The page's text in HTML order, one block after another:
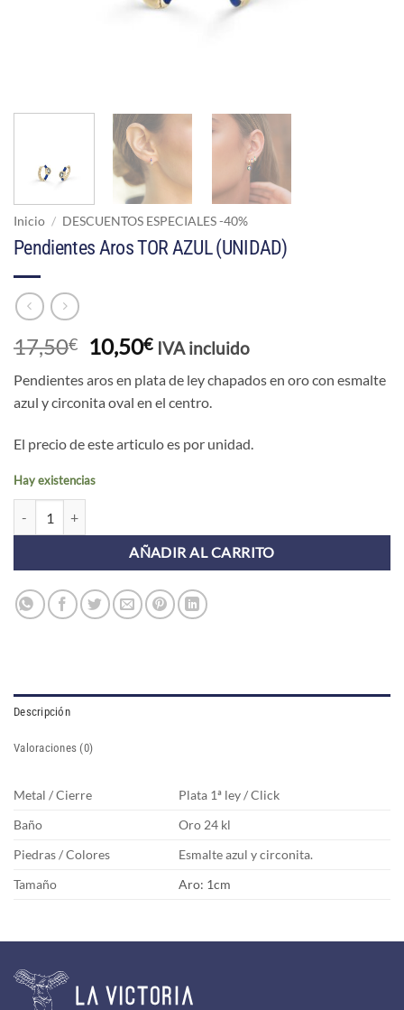
Inicio / DESCUENTOS ESPECIALES -40%
Pendientes Aros TOR AZUL (UNIDAD)
17,50€
El
precio
original
era:
10,50€El
actual
es:
IVA incluido
Pendientes aros en plata de ley chapados en oro con esmalte
azul y circonita oval en el centro.
El precio de este articulo es por unidad.
Hay existencias
AÑADIR AL CARRITO
Descripción
Valoraciones (0)
Metal / Cierre
Plata 1ª ley / Click
Baño
Oro 24 kl
Piedras / Colores
Esmalte azul y circonita.
Tamaño
Aro: 1cm